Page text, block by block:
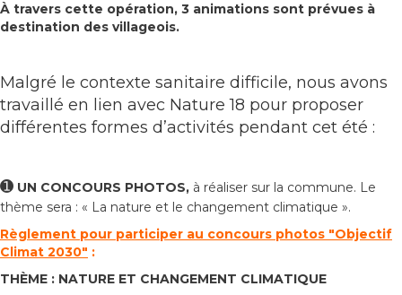
À travers cette opération, 3 animations sont prévues à
destination des villageois.
Malgré le contexte sanitaire difficile, nous avons
travaillé en lien avec Nature 18 pour proposer
différentes formes d’activités pendant cet été :
➊ UN CONCOURS PHOTOS, à réaliser sur la commune. Le
thème sera : « La nature et le changement climatique ».
Règlement pour participer au concours photos "Objectif
Climat 2030" :
THÈME : NATURE ET CHANGEMENT CLIMATIQUE